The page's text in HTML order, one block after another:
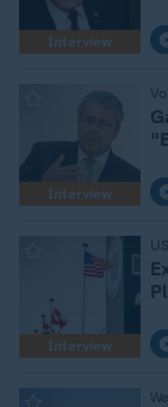
Interview
Interview
Interview